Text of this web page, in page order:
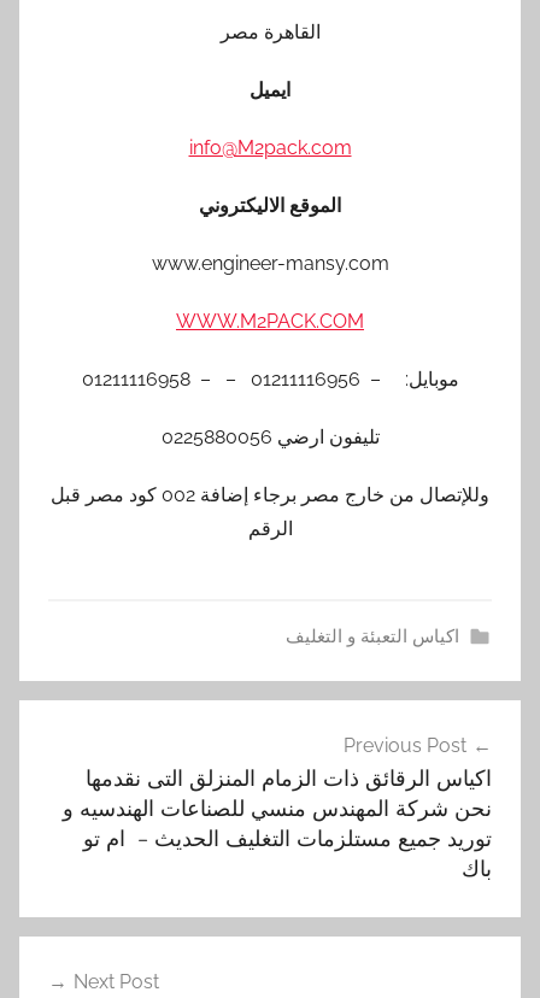
القاهرة مصر
ايميل
info@M2pack.com
الموقع الاليكتروني
www.engineer-mansy.com
WWW.M2PACK.COM
موبايل: – 01211116956 – – 01211116958
تليفون ارضي 0225880056
وللإتصال من خارج مصر برجاء إضافة 002 كود مصر قبل
الرقم
اكياس التعبئة و التغليف
ا
ا
ا
ل
المقالات
Previous Post
اكياس الرقائق ذات الزمام المنزلق التى نقدمها
نحن شركة المهندس منسي للصناعات الهندسيه و
توريد جميع مستلزمات التغليف الحديث – ام تو
باك
Next Post